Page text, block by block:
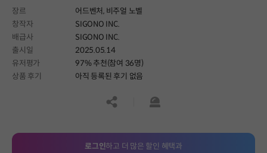
장르 어드벤처, 비주얼 노벨
창작자
SIGONO INC.
배급사
SIGONO INC.
출시일
2025.05.14
유저평가
97% 추천(참여 36명)
상품 후기
아직 등록된 후기 없음
공유하기신고하기
로그인하고 더 많은 할인 혜택과